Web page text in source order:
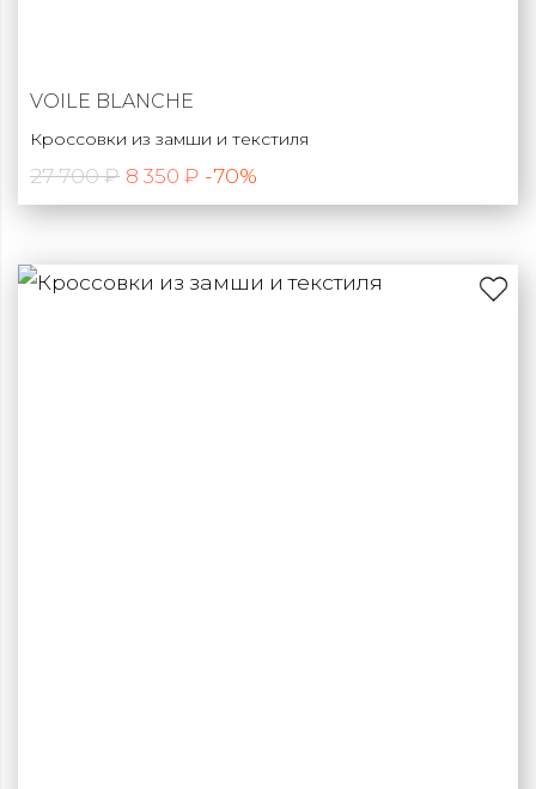
VOILE BLANCHE
Кроссовки из замши и текстиля
27 700 ₽ 8 350 ₽ -70%